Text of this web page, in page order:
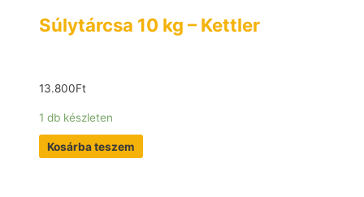
Súlytárcsa 10 kg – Kettler
13.800Ft
1 db készleten
Kosárba teszem